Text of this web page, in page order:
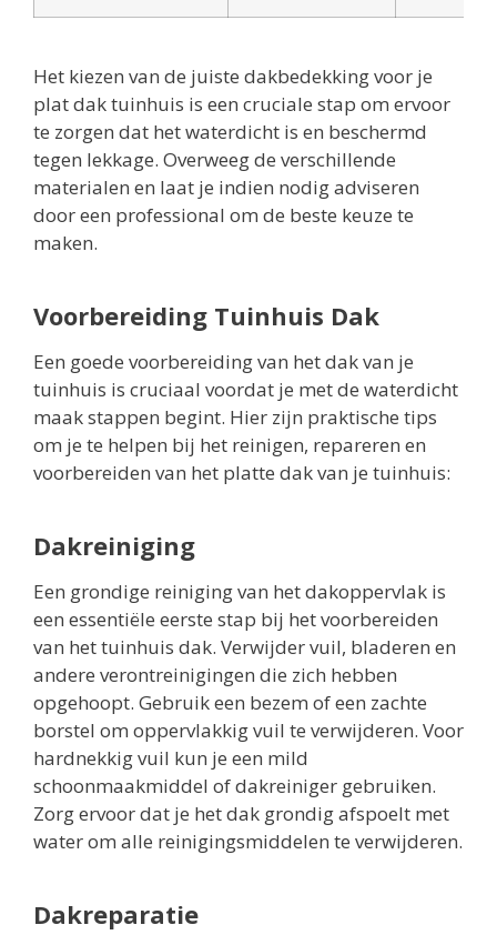
Het kiezen van de juiste dakbedekking voor je
plat dak tuinhuis is een cruciale stap om ervoor
te zorgen dat het waterdicht is en beschermd
tegen lekkage. Overweeg de verschillende
materialen en laat je indien nodig adviseren
door een professional om de beste keuze te
maken.
Voorbereiding Tuinhuis Dak
Een goede voorbereiding van het dak van je
tuinhuis is cruciaal voordat je met de waterdicht
maak stappen begint. Hier zijn praktische tips
om je te helpen bij het reinigen, repareren en
voorbereiden van het platte dak van je tuinhuis:
Dakreiniging
Een grondige reiniging van het dakoppervlak is
een essentiële eerste stap bij het voorbereiden
van het tuinhuis dak. Verwijder vuil, bladeren en
andere verontreinigingen die zich hebben
opgehoopt. Gebruik een bezem of een zachte
borstel om oppervlakkig vuil te verwijderen. Voor
hardnekkig vuil kun je een mild
schoonmaakmiddel of dakreiniger gebruiken.
Zorg ervoor dat je het dak grondig afspoelt met
water om alle reinigingsmiddelen te verwijderen.
Dakreparatie